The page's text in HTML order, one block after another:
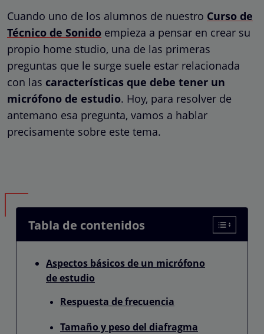
Cuando uno de los alumnos de nuestro Curso de
Técnico de Sonido empieza a pensar en crear su
propio home studio, una de las primeras
preguntas que le surge suele estar relacionada
con las características que debe tener un
micrófono de estudio. Hoy, para resolver de
antemano esa pregunta, vamos a hablar
precisamente sobre este tema.
Tabla de contenidos
Aspectos básicos de un micrófono
de estudio
Respuesta de frecuencia
Tamaño y peso del diafragma